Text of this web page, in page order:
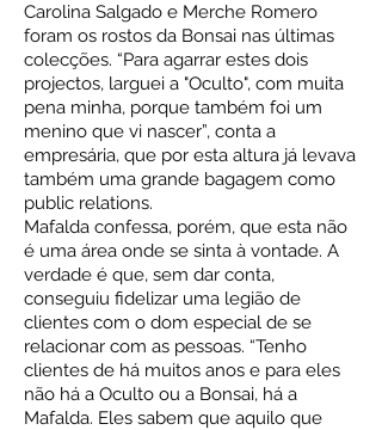
Carolina Salgado e Merche Romero
foram os rostos da Bonsai nas últimas
colecções. “Para agarrar estes dois
projectos, larguei a "Oculto", com muita
pena minha, porque também foi um
menino que vi nascer”, conta a
empresária, que por esta altura já levava
também uma grande bagagem como
public relations.
Mafalda confessa, porém, que esta não
é uma área onde se sinta à vontade. A
verdade é que, sem dar conta,
conseguiu fidelizar uma legião de
clientes com o dom especial de se
relacionar com as pessoas. “Tenho
clientes de há muitos anos e para eles
não há a Oculto ou a Bonsai, há a
Mafalda. Eles sabem que aquilo que